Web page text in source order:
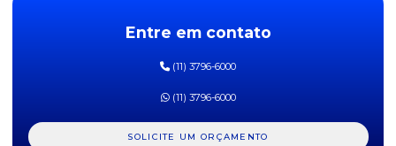
ÁGUA MINERAL COM GÁS MINALBA LATA 310ML FARDO COM 12
12UN
Entre em contato
(11) 3796-6000
(11) 3796-6000
SOLICITE UM ORÇAMENTO